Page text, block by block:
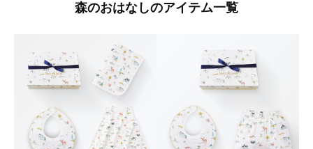
森のおはなしのアイテム一覧